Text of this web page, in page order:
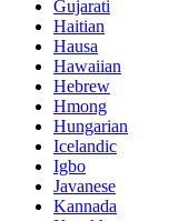
Gujarati
Haitian
Hausa
Hawaiian
Hebrew
Hmong
Hungarian
Icelandic
Igbo
Javanese
Kannada